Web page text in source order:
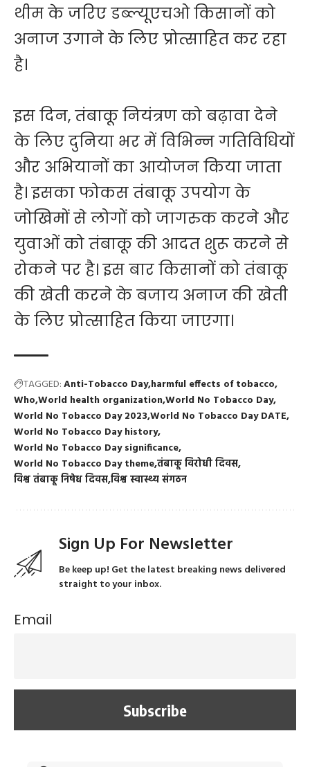
थीम के जरिए डब्ल्यूएचओ किसानों को
अनाज उगाने के लिए प्रोत्साहित कर रहा
है।
इस दिन, तंबाकू नियंत्रण को बढ़ावा देने
के लिए दुनिया भर में विभिन्न गतिविधियों
और अभियानों का आयोजन किया जाता
है। इसका फोकस तंबाकू उपयोग के
जोखिमों से लोगों को जागरुक करने और
युवाओं को तंबाकू की आदत शुरू करने से
रोकने पर है। इस बार किसानों को तंबाकू
की खेती करने के बजाय अनाज की खेती
के लिए प्रोत्साहित किया जाएगा।
TAGGED:Anti-Tobacco Day harmful effects of tobacco
Who World health organizationWorld No Tobacco Day
World No Tobacco Day 2023 World No Tobacco Day DATE
World No Tobacco Day history
World No Tobacco Day significance
World No Tobacco Day themeतंबाकू विरोधी दिवस
विश्व तंबाकू निषेध दिवसविश्व स्वास्थ्य संगठन
Sign Up For Newsletter
Be keep up! Get the latest breaking news delivered
straight to your inbox.
Email